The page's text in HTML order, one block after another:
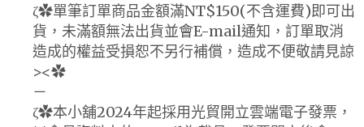
ζ✿單筆訂單商品金額滿NT$150(不含運費)即可出
貨，未滿額無法出貨並會E-mail通知，訂單取消
造成的權益受損恕不另行補償，造成不便敬請見諒
><✿
－
ζ✿本小舖2024年起採用光貿開立雲端電子發票，